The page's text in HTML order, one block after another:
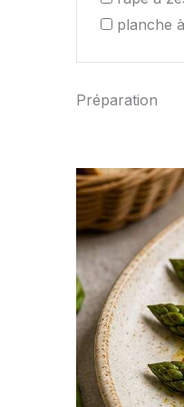
planche
Préparation